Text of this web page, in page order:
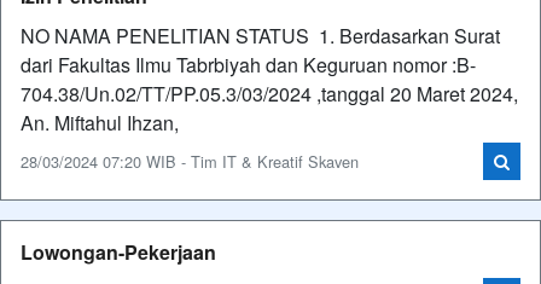
NO NAMA PENELITIAN STATUS 1. Berdasarkan Surat
dari Fakultas Ilmu Tabrbiyah dan Keguruan nomor :B-
704.38/Un.02/TT/PP.05.3/03/2024 ,tanggal 20 Maret 2024,
An. Miftahul Ihzan,
28/03/2024 07:20 WIB - Tim IT & Kreatif Skaven
Lowongan-Pekerjaan